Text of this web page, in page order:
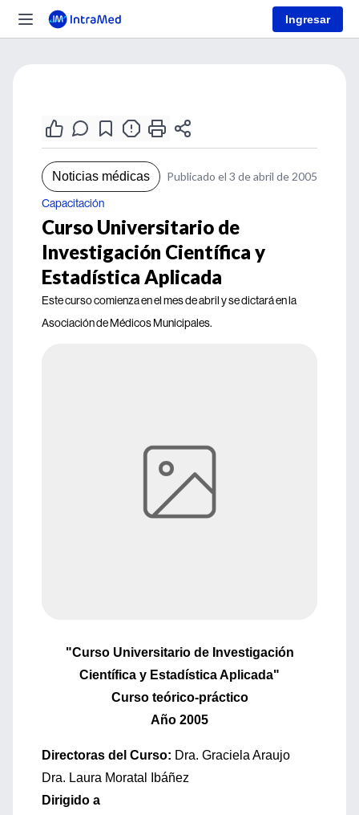
Ingresar
Noticias médicas Publicado el 3 de abril de 2005
Capacitación
Curso Universitario de
Investigación Científica y
Estadística Aplicada
Este curso comienza en el mes de abril y se dictará en la
Asociación de Médicos Municipales.
"Curso Universitario de Investigación
Científica y Estadística Aplicada"
Curso teórico-práctico
Año 2005
Directoras del Curso: Dra. Graciela Araujo
Dra. Laura Moratal Ibáñez
Dirigido a